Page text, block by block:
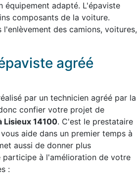
équipement adapté. L'épaviste
composants de la voiture.
des camions, voitures,
agréé
par un technicien agréé par la
confier votre projet de
Lisieux 14100. C'est le prestataire
aide dans un premier temps à
aussi de donner plus
à l'amélioration de votre
: